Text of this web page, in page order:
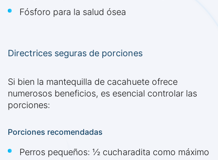
Fósforo para la salud ósea
Directrices seguras de porciones
Si bien la mantequilla de cacahuete ofrece
numerosos beneficios, es esencial controlar las
porciones:
Porciones recomendadas
Perros pequeños: ½ cucharadita como máximo